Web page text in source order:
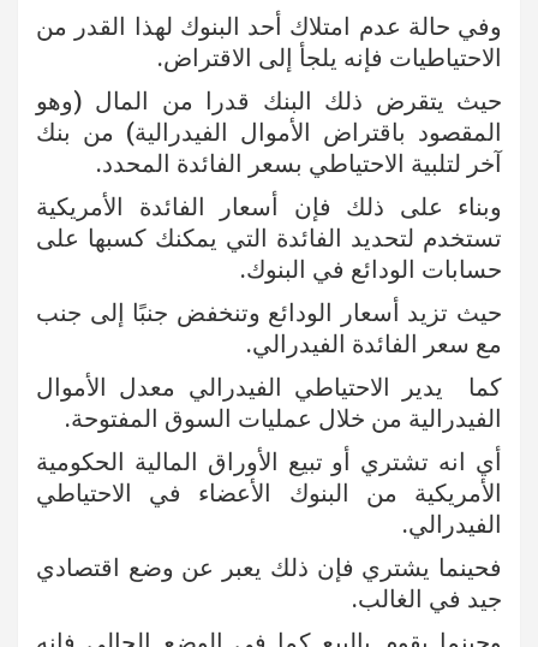
وفي حالة عدم امتلاك أحد البنوك لهذا القدر من
الاحتياطيات فإنه يلجأ إلى الاقتراض.
حيث يتقرض ذلك البنك قدرا من المال (وهو
المقصود باقتراض الأموال الفيدرالية) من بنك
آخر لتلبية الاحتياطي بسعر الفائدة المحدد.
وبناء على ذلك فإن أسعار الفائدة الأمريكية
تستخدم لتحديد الفائدة التي يمكنك كسبها على
حسابات الودائع في البنوك.
حيث تزيد أسعار الودائع وتنخفض جنبًا إلى جنب
مع سعر الفائدة الفيدرالي.
كما يدير الاحتياطي الفيدرالي معدل الأموال
الفيدرالية من خلال عمليات السوق المفتوحة.
أي انه تشتري أو تبيع الأوراق المالية الحكومية
الأمريكية من البنوك الأعضاء في الاحتياطي
الفيدرالي.
فحينما يشتري فإن ذلك يعبر عن وضع اقتصادي
جيد في الغالب.